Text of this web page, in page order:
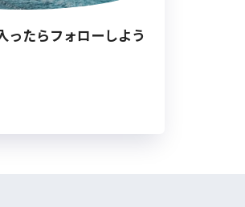
ったらフォローしよう